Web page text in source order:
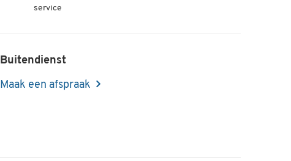
service
Buitendienst
Maak een afspraak